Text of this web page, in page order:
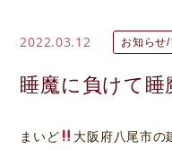
2022.03.12 お知らせ
睡魔に負けて睡
まいど
大阪府八尾市の